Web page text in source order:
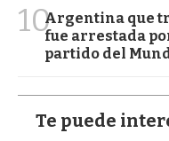
10Argentina que
fue arrestada
partido del
Te puede